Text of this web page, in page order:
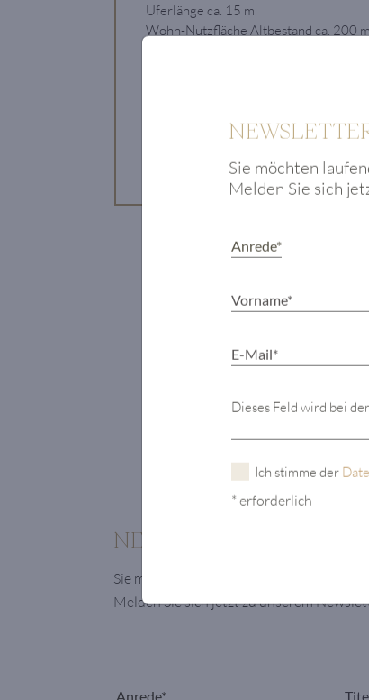
Uferlänge ca. 15 m
Wohn-Nutzfläche Altbestand ca. 200 m
Zum Objekt
NEWSLETTER
Sie möchten laufend über unsere
Melden Sie sich jetzt zu unserem
Sie möchten
Melden Sie sich
Dieses Feld wird bei
Ich stimme der
* erforderlich